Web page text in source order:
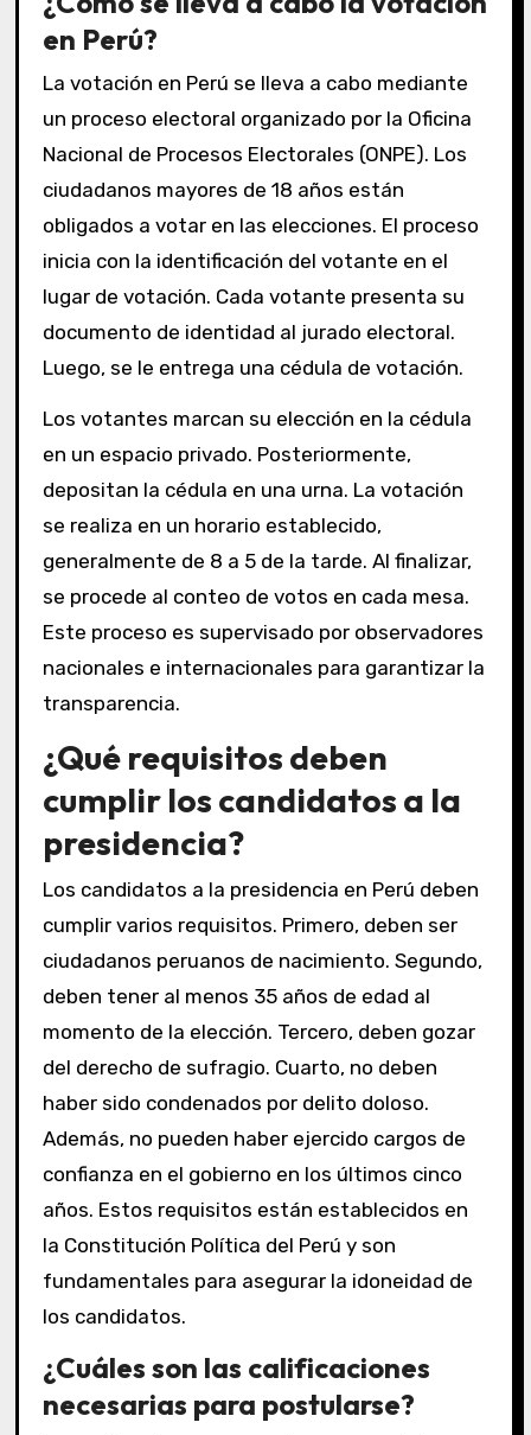
en Perú?
La votación en Perú se lleva a cabo mediante
un proceso electoral organizado por la Oficina
Nacional de Procesos Electorales (ONPE). Los
ciudadanos mayores de 18 años están
obligados a votar en las elecciones. El proceso
inicia con la identificación del votante en el
lugar de votación. Cada votante presenta su
documento de identidad al jurado electoral.
Luego, se le entrega una cédula de votación.
Los votantes marcan su elección en la cédula
en un espacio privado. Posteriormente,
depositan la cédula en una urna. La votación
se realiza en un horario establecido,
generalmente de 8 a 5 de la tarde. Al finalizar,
se procede al conteo de votos en cada mesa.
Este proceso es supervisado por observadores
nacionales e internacionales para garantizar la
transparencia.
¿Qué requisitos deben
cumplir los candidatos a la
presidencia?
Los candidatos a la presidencia en Perú deben
cumplir varios requisitos. Primero, deben ser
ciudadanos peruanos de nacimiento. Segundo,
deben tener al menos 35 años de edad al
momento de la elección. Tercero, deben gozar
del derecho de sufragio. Cuarto, no deben
haber sido condenados por delito doloso.
Además, no pueden haber ejercido cargos de
confianza en el gobierno en los últimos cinco
años. Estos requisitos están establecidos en
la Constitución Política del Perú y son
fundamentales para asegurar la idoneidad de
los candidatos.
¿Cuáles son las calificaciones
necesarias para postularse?